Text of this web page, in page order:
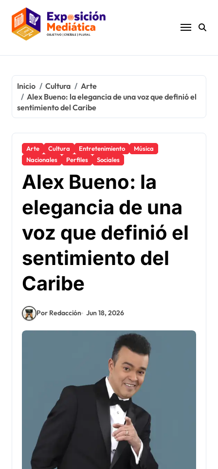
contenido
Inicio Cultura
Arte
Alex Bueno: la elegancia de una voz que definió el
sentimiento del Caribe
Arte Cultura Entretenimiento
Música
Nacionales
Perfiles Sociales
Alex Bueno: la
elegancia de una
voz que definió el
sentimiento del
Caribe
Por Redacción Jun 18, 2026